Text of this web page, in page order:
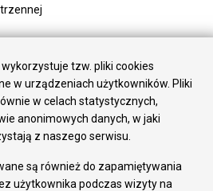
tzw. pliki cookies
w urządzeniach użytkowników. Pliki
w celach statystycznych,
anonimowych danych, w jaki
z naszego serwisu.
są również do zapamiętywania
użytkownika podczas wizyty na